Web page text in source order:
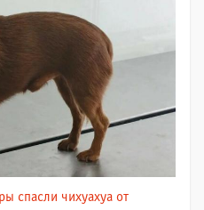
спасли чихуахуа от